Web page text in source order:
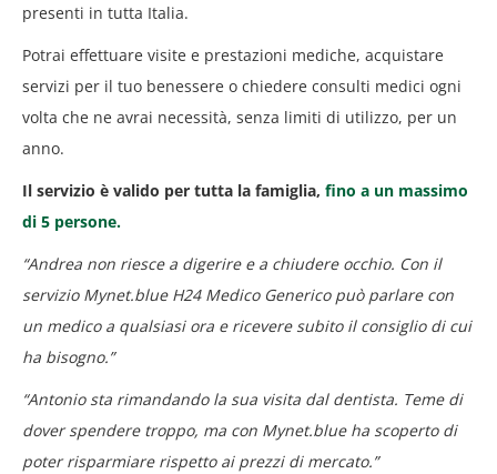
presenti in tutta Italia.
Potrai effettuare visite e prestazioni mediche, acquistare
servizi per il tuo benessere o chiedere consulti medici ogni
volta che ne avrai necessità, senza limiti di utilizzo, per un
anno.
Il servizio è valido per tutta la famiglia, fino a un massimo
di 5 persone.
“Andrea non riesce a digerire e a chiudere occhio. Con il
servizio Mynet.blue H24 Medico Generico può parlare con
un medico a qualsiasi ora e ricevere subito il consiglio di cui
ha bisogno.”
“Antonio sta rimandando la sua visita dal dentista. Teme di
dover spendere troppo, ma con Mynet.blue ha scoperto di
poter risparmiare rispetto ai prezzi di mercato.”